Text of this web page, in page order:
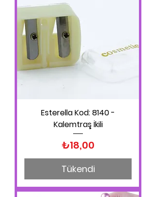
Esterella Kod: 8140 -
Kalemtraş İkili
Fiyat
₺18,00
Tükendi